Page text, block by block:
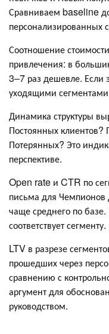
Сравниваем baseline
персонализированных
Соотношение
привлечения: в
3–7 раз дешевле. Если
уходящими сегментами
Динамика структуры
Постоянных
Потерянных? Это
перспективе.
Open rate и CTR по
письма для
чаще среднего по
соответствует сегменту.
LTV в разрезе
прошедших через
сравнению с
аргумент для
руководством.